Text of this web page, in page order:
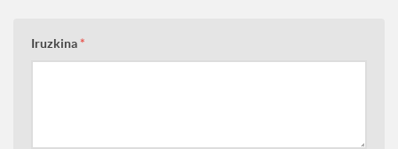
Iruzkina*